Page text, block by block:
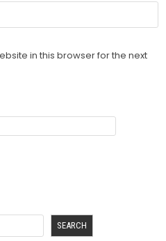
in this browser for the next
SEARCH